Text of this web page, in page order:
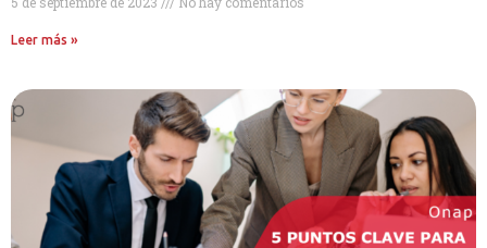
Leer más »